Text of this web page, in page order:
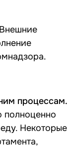
Внешние
процессам.
полноценно
Некоторые